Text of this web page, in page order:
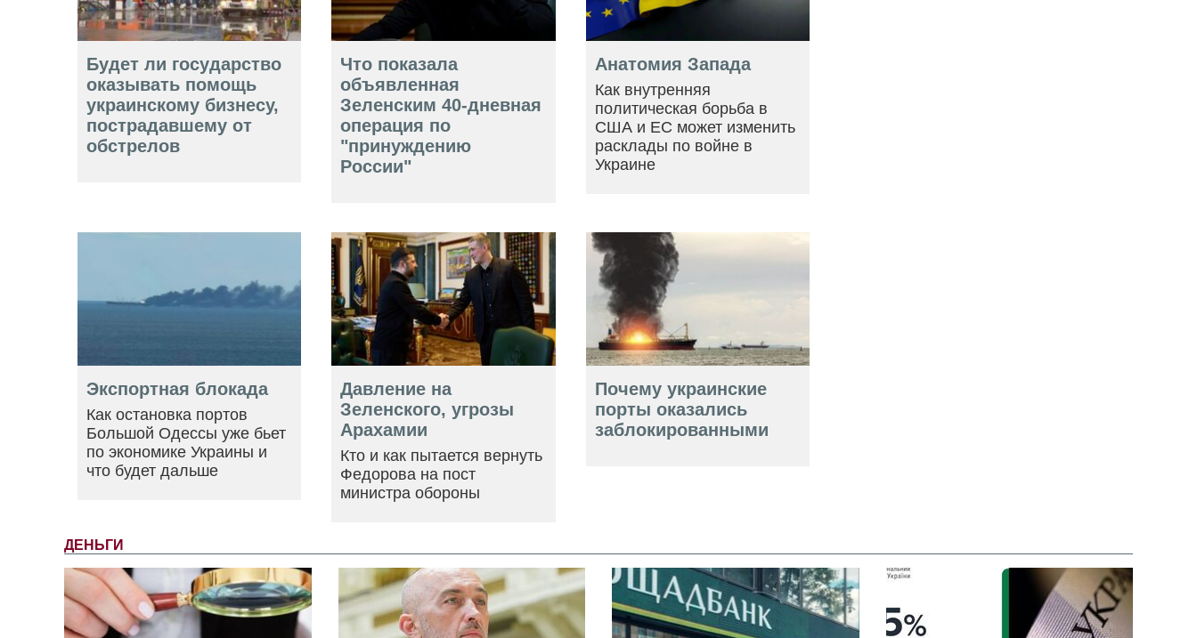
Будет ли государство
оказывать помощь
украинскому бизнесу,
пострадавшему от
обстрелов
Что показала
объявленная
Зеленским 40-дневная
операция по
"принуждению
России"
Анатомия Запада
Как внутренняя
политическая борьба в
США и ЕС может изменить
расклады по войне в
Украине
Экспортная блокада
Как остановка портов
Большой Одессы уже бьет
по экономике Украины и
что будет дальше
Давление на
Зеленского, угрозы
Арахамии
Кто и как пытается вернуть
Федорова на пост
министра обороны
Почему украинские
порты оказались
заблокированными
ДЕНЬГИ